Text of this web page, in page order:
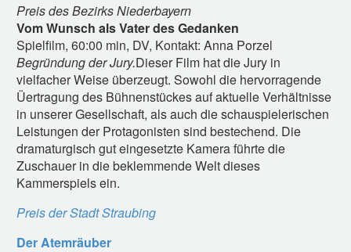
Preis des Bezirks Niederbayern
Vom Wunsch als Vater des Gedanken
Spielfilm, 60:00 min, DV, Kontakt: Anna Porzel
Begründung der Jury.Dieser Film hat die Jury in
vielfacher Weise überzeugt. Sowohl die hervorragende
Üertragung des Bühnenstückes auf aktuelle Verhältnisse
in unserer Gesellschaft, als auch die schauspielerischen
Leistungen der Protagonisten sind bestechend. Die
dramaturgisch gut eingesetzte Kamera führte die
Zuschauer in die beklemmende Welt dieses
Kammerspiels ein.
Preis der Stadt Straubing
Der Atemräuber